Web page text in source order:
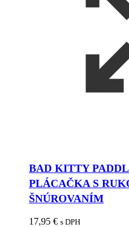
BAD KITTY
PLÁCAČKA S
ŠNÚROVANÍM
17,95 € s DPH